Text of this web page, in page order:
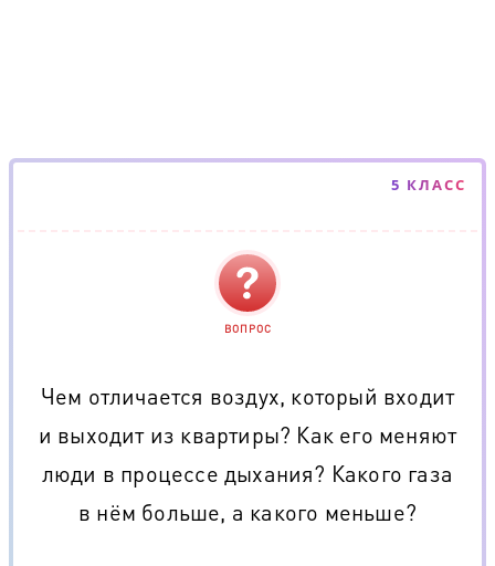
5 КЛАСС
ВОПРОС
Чем отличается воздух, который входит
и выходит из квартиры? Как его меняют
люди в процессе дыхания? Какого газа
в нём больше, а какого меньше?